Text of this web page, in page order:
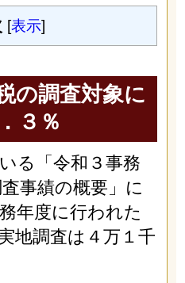
[表示]
の調査対象に
３％
る「令和３事務
事績の概要」に
年度に行われた
地調査は４万１千